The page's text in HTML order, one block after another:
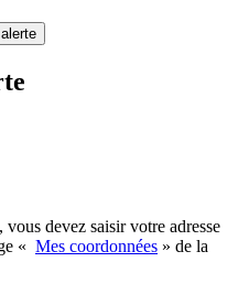
devez saisir votre adresse
« Mes coordonnées » de la